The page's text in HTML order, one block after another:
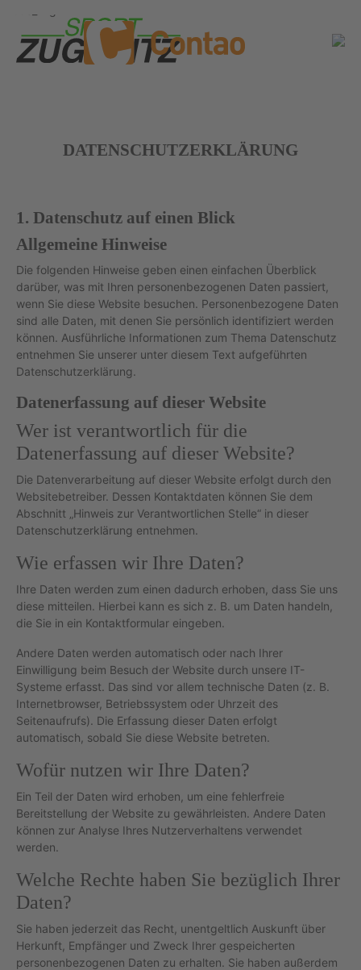
DATENSCHUTZERKLÄRUNG
1. Datenschutz auf einen Blick
Allgemeine Hinweise
Die folgenden Hinweise geben einen einfachen Überblick
darüber, was mit Ihren personenbezogenen Daten passiert,
wenn Sie diese Website besuchen. Personenbezogene Daten
sind alle Daten, mit denen Sie persönlich identifiziert werden
können. Ausführliche Informationen zum Thema Datenschutz
entnehmen Sie unserer unter diesem Text aufgeführten
Datenschutzerklärung.
Datenerfassung auf dieser Website
Wer ist verantwortlich für die
Datenerfassung auf dieser Website?
Die Datenverarbeitung auf dieser Website erfolgt durch den
Websitebetreiber. Dessen Kontaktdaten können Sie dem
Abschnitt „Hinweis zur Verantwortlichen Stelle“ in dieser
Datenschutzerklärung entnehmen.
Wie erfassen wir Ihre Daten?
Ihre Daten werden zum einen dadurch erhoben, dass Sie uns
diese mitteilen. Hierbei kann es sich z. B. um Daten handeln,
die Sie in ein Kontaktformular eingeben.
Andere Daten werden automatisch oder nach Ihrer
Einwilligung beim Besuch der Website durch unsere IT-
Systeme erfasst. Das sind vor allem technische Daten (z. B.
Internetbrowser, Betriebssystem oder Uhrzeit des
Seitenaufrufs). Die Erfassung dieser Daten erfolgt
automatisch, sobald Sie diese Website betreten.
Wofür nutzen wir Ihre Daten?
Ein Teil der Daten wird erhoben, um eine fehlerfreie
Bereitstellung der Website zu gewährleisten. Andere Daten
können zur Analyse Ihres Nutzerverhaltens verwendet
werden.
Welche Rechte haben Sie bezüglich Ihrer
Daten?
Sie haben jederzeit das Recht, unentgeltlich Auskunft über
Herkunft, Empfänger und Zweck Ihrer gespeicherten
personenbezogenen Daten zu erhalten. Sie haben außerdem